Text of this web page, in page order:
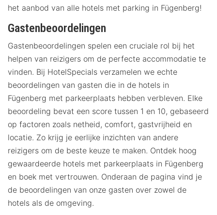
het aanbod van alle hotels met parking in Fügenberg!
Gastenbeoordelingen
Gastenbeoordelingen spelen een cruciale rol bij het
helpen van reizigers om de perfecte accommodatie te
vinden. Bij HotelSpecials verzamelen we echte
beoordelingen van gasten die in de hotels in
Fügenberg met parkeerplaats hebben verbleven. Elke
beoordeling bevat een score tussen 1 en 10, gebaseerd
op factoren zoals netheid, comfort, gastvrijheid en
locatie. Zo krijg je eerlijke inzichten van andere
reizigers om de beste keuze te maken. Ontdek hoog
gewaardeerde hotels met parkeerplaats in Fügenberg
en boek met vertrouwen. Onderaan de pagina vind je
de beoordelingen van onze gasten over zowel de
hotels als de omgeving.